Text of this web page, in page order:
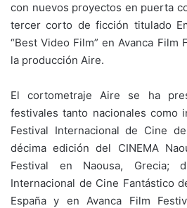
con nuevos proyectos en puerta
tercer corto de ficción titulado
“Best Video Film” en Avanca Film
la producción Aire.
El cortometraje Aire se ha
festivales tanto nacionales como
Festival Internacional de Cine
décima edición del CINEMA
Festival en Naousa, Grecia;
Internacional de Cine Fantástico
España y en Avanca Film